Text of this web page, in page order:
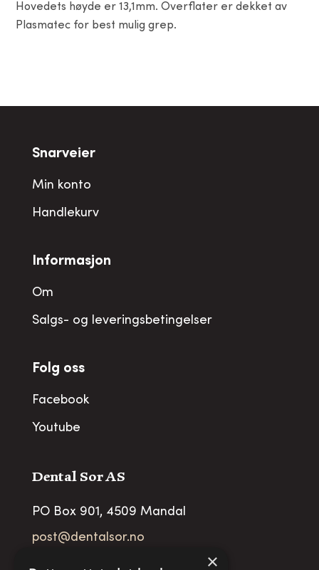
Hovedets høyde er 13,1mm. Overflater er dekket av
Plasmatec for best mulig grep.
Snarveier
Min konto
Handlekurv
Informasjon
Om
Salgs- og leveringsbetingelser
Folg oss
Facebook
Youtube
Dental Sor AS
PO Box 901, 4509 Mandal
post@dentalsor.no
×